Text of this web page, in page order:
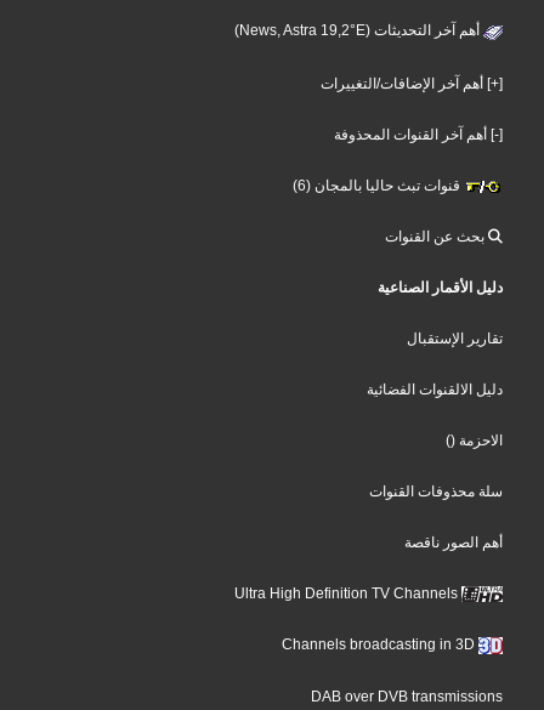
أهم آخر التحديثات (News, Astra 19,2°E)
[+] أهم آخر الإضافات/التغييرات
[-] أهم آخر القنوات المحذوفة
قنوات تبث حاليا بالمجان (6)
بحث عن القنوات
دليل الأقمار الصناعية
تقارير الإستقبال
دليل الالقنوات الفضائية
الاحزمة ()
سلة محذوفات القنوات
أهم الصور ناقصة
Ultra High Definition TV Channels
DAB over DVB transmissions